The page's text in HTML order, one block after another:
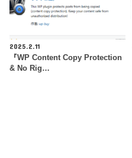
2025.2.11
『WP Content Copy Protection
& No Rig…